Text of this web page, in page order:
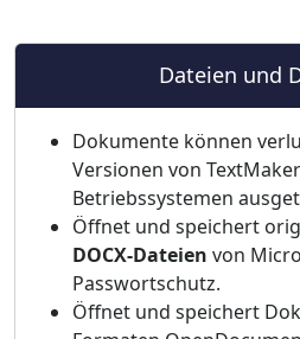
Dateien und
Dokumente können
Versionen von
Betriebssystemen
Öffnet und speichert
DOCX-Dateien von
Passwortschutz.
Öffnet und speichert